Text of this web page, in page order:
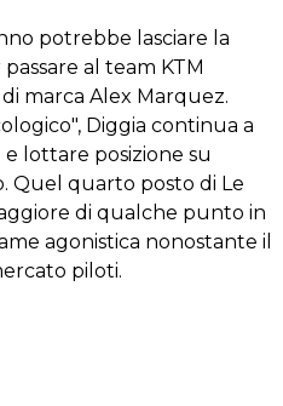
potrebbe lasciare la
al team KTM
marca Alex Marquez.
Diggia continua a
lottare posizione su
Quel quarto posto di Le
di qualche punto in
agonistica nonostante il
piloti.